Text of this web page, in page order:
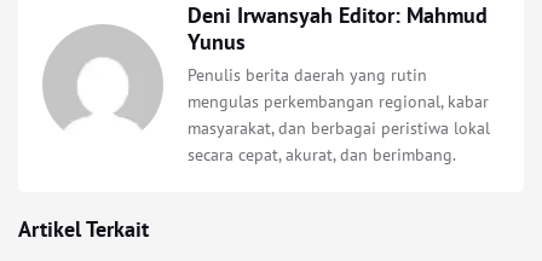
Deni Irwansyah Editor: Mahmud
Yunus
Penulis berita daerah yang rutin
mengulas perkembangan regional, kabar
masyarakat, dan berbagai peristiwa lokal
secara cepat, akurat, dan berimbang.
Artikel Terkait